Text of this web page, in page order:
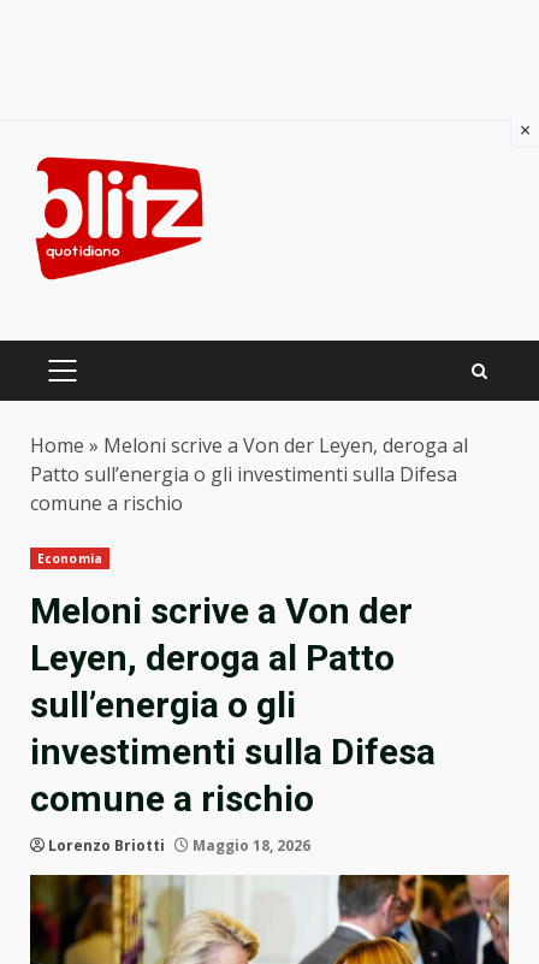
content
PRIMARY
Home » Meloni scrive a Von der Leyen, deroga al
Patto sull’energia o gli investimenti sulla Difesa
comune a rischio
Economia
Meloni scrive a Von der
Leyen, deroga al Patto
sull’energia o gli
investimenti sulla Difesa
comune a rischio
Lorenzo Briotti Maggio 18, 2026
×